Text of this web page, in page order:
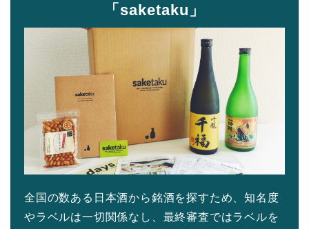
「saketaku」
全国の数ある日本酒から銘酒を探すため、知名度
やラベルは一切関係なし、最終審査ではラベルを